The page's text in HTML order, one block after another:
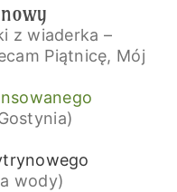
z wiaderka –
Piątnicę, Mój
wody)